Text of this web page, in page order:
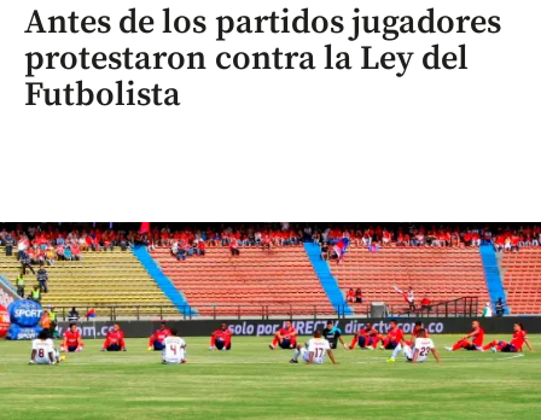
Antes de los partidos jugadores
protestaron contra la Ley del
Futbolista